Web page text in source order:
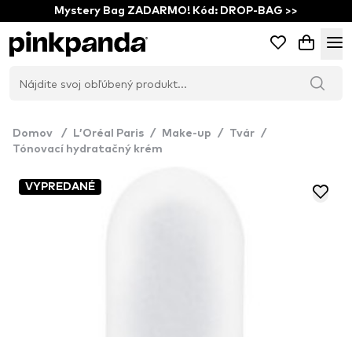
Mystery Bag ZADARMO! Kód: DROP-BAG >>
Domov / L’Oréal Paris / Make-up / Tvár /
Tónovací hydratačný krém
VYPREDANÉ